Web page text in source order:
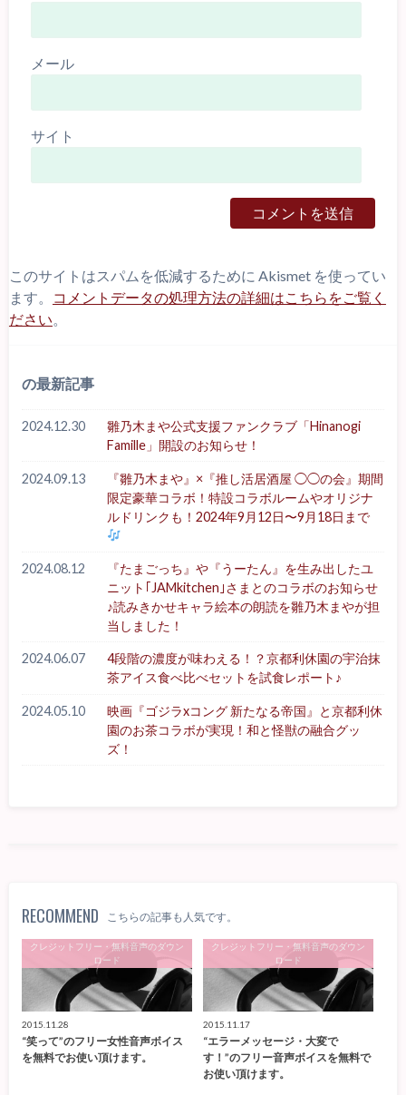
メール
サイト
このサイトはスパムを低減するために Akismet を使ってい
ます。
コメントデータの処理方法の詳細はこちらをご覧く
ださい
の最新記事
2024.12.30
雛乃木まや公式支援ファンクラブ「Hinanogi
Famille」開設のお知らせ！
2024.09.13
『雛乃木まや』×『推し活居酒屋 ◯◯の会』期間
限定豪華コラボ！特設コラボルームやオリジナ
ルドリンクも！2024年9月12日〜9月18日まで
2024.08.12
『たまごっち』や『うーたん』を生み出したユ
ニット｢JAMkitchen｣さまとのコラボのお知らせ
♪読みきかせキャラ絵本の朗読を雛乃木まやが担
当しました！
2024.06.07
4段階の濃度が味わえる！？京都利休園の宇治抹
茶アイス食べ比べセットを試食レポート♪
2024.05.10
映画『ゴジラxコング 新たなる帝国』と京都利休
園のお茶コラボが実現！和と怪獣の融合グッ
ズ！
RECOMMEND こちらの記事も人気です。
クレジットフリー・無料音声のダウン
ロード
2015.11.28
“笑って”のフリー女性音声ボイス
を無料でお使い頂けます。
クレジットフリー・無料音声のダウン
ロード
2015.11.17
“エラーメッセージ・大変で
す！”のフリー音声ボイスを無料で
お使い頂けます。